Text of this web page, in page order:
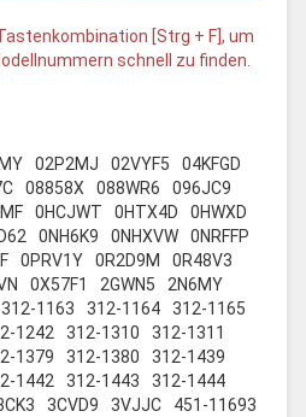
[Strg + F], um
schnell zu finden.
02P2MJ 02VYF5
04KFGD
08858X 088WR6
096JC9
0HCJWT 0HTX4D
0HWXD
0NH6K9 0NHXVW
0NRFFP
0PRV1Y 0R2D9M
0R48V3
0X57F1 2GWN5
2N6MY
312-1163 312-1164
312-1165
1242 312-1310
312-1311
1379 312-1380
312-1439
1442 312-1443
312-1444
3CVD9 3VJJC
451-11693